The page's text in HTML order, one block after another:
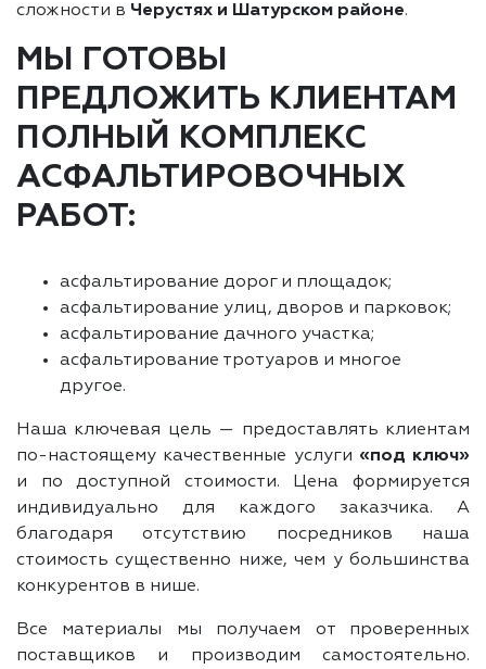
сложности в Черустях и Шатурском районе.
МЫ ГОТОВЫ
ПРЕДЛОЖИТЬ КЛИЕНТАМ
ПОЛНЫЙ КОМПЛЕКС
АСФАЛЬТИРОВОЧНЫХ
РАБОТ:
асфальтирование дорог и площадок;
асфальтирование улиц, дворов и парковок;
асфальтирование дачного участка;
асфальтирование тротуаров и многое
другое.
Наша ключевая цель — предоставлять клиентам
по-настоящему качественные услуги «под ключ»
и по доступной стоимости. Цена формируется
индивидуально для каждого заказчика. А
благодаря отсутствию посредников наша
стоимость существенно ниже, чем у большинства
конкурентов в нише.
Все материалы мы получаем от проверенных
поставщиков и производим самостоятельно.